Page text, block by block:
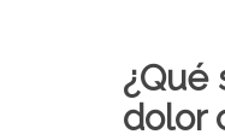
¿Qué
dolor